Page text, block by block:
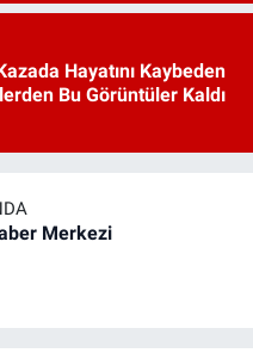
Hayatını Kaybeden
Bu Görüntüler Kaldı
Merkezi